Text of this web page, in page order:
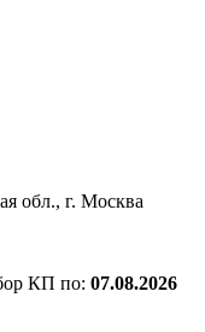
обл., г. Москва
КП по: 07.08.2026